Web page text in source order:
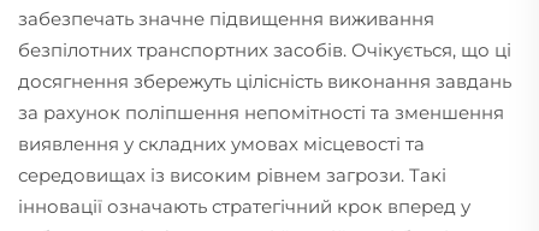
забезпечать значне підвищення виживання
безпілотних транспортних засобів. Очікується, що ці
досягнення збережуть цілісність виконання завдань
за рахунок поліпшення непомітності та зменшення
виявлення у складних умовах місцевості та
середовищах із високим рівнем загрози. Такі
інновації означають стратегічний крок вперед у